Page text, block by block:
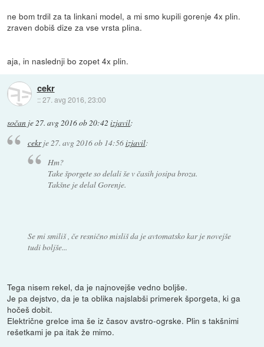
ne bom trdil za ta linkani model, a mi smo kupili gorenje 4x plin.
zraven dobiš dize za vse vrsta plina.
aja, in naslednji bo zopet 4x plin.
cekr
::27. avg 2016, 23:00
sočan je27. avg 2016 ob 20:42 izjavil:
cekrje27. avg 2016 ob 14:56izjavil:
Hm?
Take šporgete so delali še v časih josipa broza.
Takšne je delal Gorenje.
Se mi smiliš , če resnično misliš da je avtomatsko kar je novejše
tudi boljše...
Tega nisem rekel, da je najnovejše vedno boljše.
Je pa dejstvo, da je ta oblika najslabši primerek šporgeta, ki ga
hočeš dobit.
Električne grelce ima še iz časov avstro-ogrske. Plin s takšnimi
rešetkami je pa itak že mimo.